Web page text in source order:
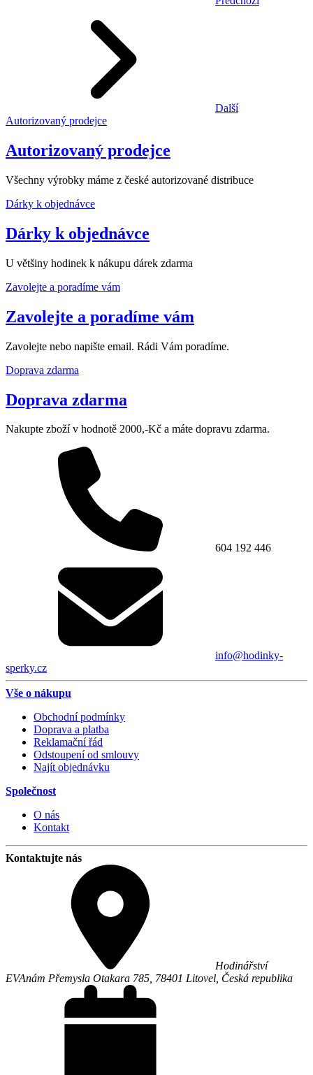
Další
Autorizovaný prodejce
Autorizovaný prodejce
Všechny výrobky máme z české autorizované distribuce
Dárky k objednávce
Dárky k objednávce
U většiny hodinek k nákupu dárek zdarma
Zavolejte a poradíme vám
Zavolejte a poradíme vám
Zavolejte nebo napište email. Rádi Vám poradíme.
Doprava zdarma
Doprava zdarma
Nakupte zboží v hodnotě 2000,-Kč a máte dopravu zdarma.
604 192 446
info@hodinky-
sperky.cz
Vše o nákupu
Obchodní podmínky
Doprava a platba
Reklamační řád
Odstoupení od smlouvy
Najít objednávku
Společnost
O nás
Kontakt
Kontaktujte nás
Hodinářství
EVAnám Přemysla Otakara 785, 78401 Litovel, Česká republika